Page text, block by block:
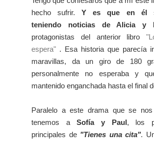
hecho sufrir.Y es que en él
teniendo noticias de Alicia y
protagonistas del anterior libro
espera" . Esa historia que parecía
maravillas, da un giro de 180
personalmente no esperaba y
mantenido enganchada hasta el final
Paralelo a este drama que se nos
tenemos aSofía y Paul , los
principales de "Tienes una cita".